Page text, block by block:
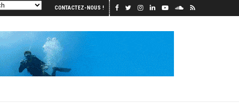
CONTACTEZ-NOUS !